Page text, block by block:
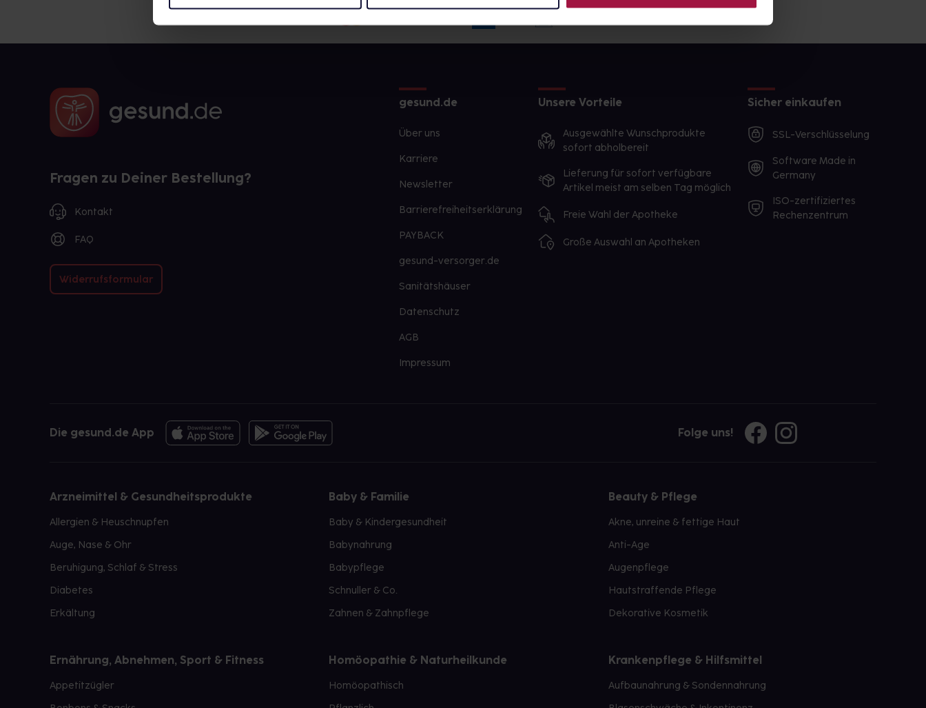
Fragen zu Deiner Bestellung?
Kontakt
FAQ
Widerrufsformular
gesund.de
Über uns
Karriere
Newsletter
Barrierefreiheitserklärung
PAYBACK
gesund-versorger.de
Sanitätshäuser
Datenschutz
AGB
Impressum
Unsere Vorteile
Ausgewählte Wunschprodukte
sofort abholbereit
Lieferung für sofort verfügbare
Artikel meist am selben Tag möglich
Freie Wahl der Apotheke
Große Auswahl an Apotheken
Sicher einkaufen
SSL-Verschlüsselung
Software Made in
Germany
ISO-zertifiziertes
Rechenzentrum
Die gesund.de App Folge uns!
Arzneimittel & Gesundheitsprodukte
Allergien & Heuschnupfen
Auge, Nase & Ohr
Beruhigung, Schlaf & Stress
Diabetes
Erkältung
Baby & Familie
Baby & Kindergesundheit
Babynahrung
Babypflege
Schnuller & Co.
Zahnen & Zahnpflege
Beauty & Pflege
Akne, unreine & fettige Haut
Anti-Age
Augenpflege
Hautstraffende Pflege
Dekorative Kosmetik
Ernährung, Abnehmen, Sport & Fitness
Appetitzügler
Homöopathie & Naturheilkunde
Homöopathisch
Krankenpflege & Hilfsmittel
Aufbaunahrung & Sondennahrung